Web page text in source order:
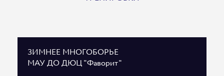
ЗИМНЕЕ МНОГОБОРЬЕ
МАУ ДО ДЮЦ "Фаворит"